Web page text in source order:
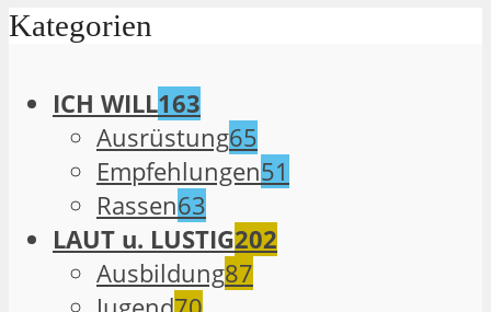
Kategorien
ICH WILL163
Ausrüstung65
Empfehlungen51
Rassen63
LAUT u. LUSTIG202
Ausbildung87